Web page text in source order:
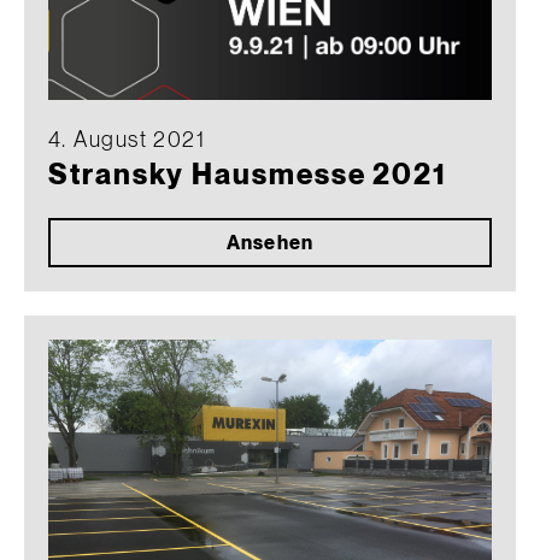
4. August 2021
Stransky Hausmesse 2021
Ansehen